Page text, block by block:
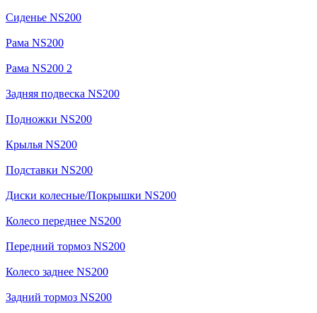
Сиденье NS200
Рама NS200
Рама NS200 2
Задняя подвеска NS200
Подножки NS200
Крылья NS200
Подставки NS200
Диски колесные/Покрышки NS200
Колесо переднее NS200
Передний тормоз NS200
Колесо заднее NS200
Задний тормоз NS200